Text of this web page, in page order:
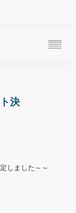
決
しました～～